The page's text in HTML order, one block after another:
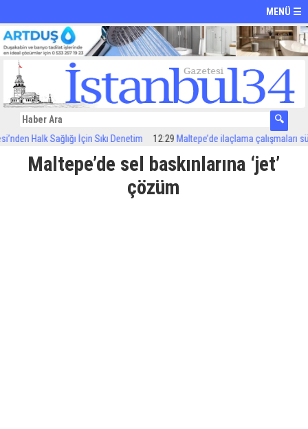
MENÜ ☰
Halk Sağlığı İçin Sıkı Denetim 12:29 Maltepe’de ilaçlama çalışmaları
Maltepe’de sel baskınlarına ‘jet’
çözüm